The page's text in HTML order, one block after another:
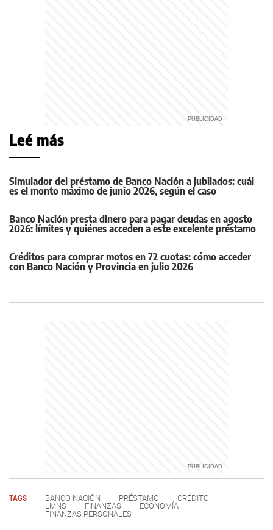
Leé más
Simulador del préstamo de Banco Nación a jubilados: cuál
es el monto máximo de junio 2026, según el caso
Banco Nación presta dinero para pagar deudas en agosto
2026: límites y quiénes acceden a este excelente préstamo
Créditos para comprar motos en 72 cuotas: cómo acceder
con Banco Nación y Provincia en julio 2026
TAGS BANCO NACIÓN PRÉSTAMO
CRÉDITO
LMNS
FINANZAS
ECONOMÍA
FINANZAS PERSONALES